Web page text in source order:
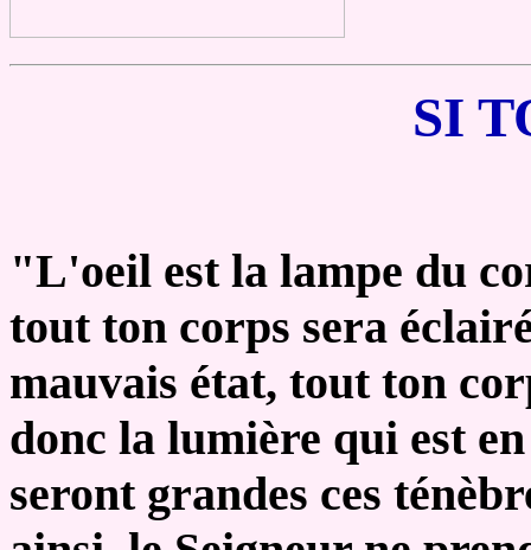
SI
"L'oeil est la lampe du
tout ton corps sera
mauvais état, tout ton
donc la lumière qui est
seront grandes ces